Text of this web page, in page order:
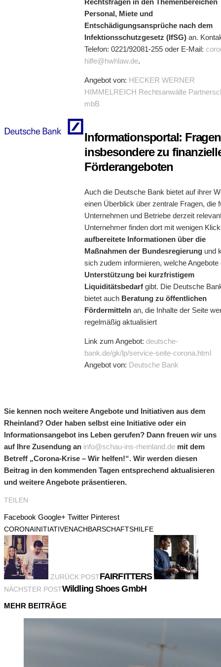
Personal, Miete und
Entschädigungsansprüche nach dem
Infektionsschutzgesetz (IfSG) an.
Telefon: 0221/92081-255 oder E-Mail:
hilfe@hwhlaw.de.
Angebot von: HECKER WERNER
HIMMELREICH Rechtsanwälte
mbB
Informationsportal: Fragen
insbesondere zu
Förderangeboten
Auch die Deutsche Bank bietet auf ihrer
einen Überblick über zentrale Fragen, die
Unternehmen und Betriebe derzeit
Unternehmer finden dort mit wenigen
aufbereitete Informationen über die
Maßnahmen der Bundesregierung und
sich zudem informieren, welche Angebote
Unterstützung bei kurzfristigem
Liquiditätsbedarf gibt. Die Deutsche
bietet auch Beratung zu öffentlichen
Fördermitteln an, die Inhalte der Seite
regelmäßig aktualisiert
Link zum Angebot: deutsche-
bank.de/gk/lp/service-seite-corona.html
Angebot von: Deutsche Bank
Sie kennen noch weitere Angebote und Initiativen aus dem
Rheinland? Oder haben selbst eine Initiative oder ein
Informationsangebot ins Leben gerufen? Dann freuen wir uns
auf Ihre Zusendung an info@schau-ins-rheinland.de mit dem
Betreff „Corona-Krise – Wir helfen!“. Wir werden diesen
Beitrag in den kommenden Tagen entsprechend aktualisieren
und weitere Angebote präsentieren.
TEILEN
Facebook Google+ Twitter Pinterest
CORONAINITIATIVENACHBARSCHAFTSHILFE
ZURÜCK POSTFAIRFITTERS
NÄCHSTER POSTWildling Shoes GmbH
MEHR BEITRÄGE